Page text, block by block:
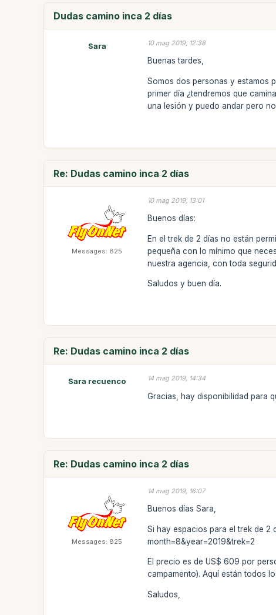
Dudas camino inca 2 días
Sara 10 mag 2019, 12:38
Buenas tardes,
Somos dos personas y estamos
primer día ¿tendremos que
una lesión y puedo andar pero
Re: Dudas camino inca 2 días
Messages: 825
10 mag 2019, 13:01
Buenos días:
En el trek de 2 días no están
pequeña con lo mínimo que
nuestra agencia, con toda
Saludos y buen día.
Re: Dudas camino inca 2 días
Sara recuenco 14 mag 2019, 14:34
Gracias, hay disponibilidad para
Re: Dudas camino inca 2 días
Messages: 825
14 mag 2019, 16:07
Buenos días Sara,
Si hay espacios para el trek de 2
month=8&year=2019&trek=2
El precio es de US$ 609 por
campamento). Aquí están todos
Saludos,